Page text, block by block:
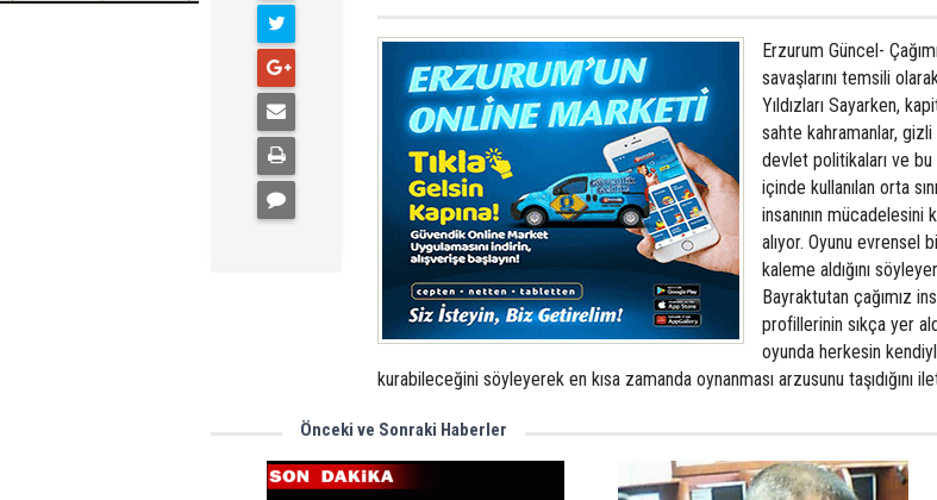
Erzurum Güncel-
savaşlarını temsili
Yıldızları Sayarken,
sahte kahramanlar,
devlet politikaları ve bu
içinde kullanılan orta
insanının mücadelesini
alıyor. Oyunu evrensel
kaleme aldığını
Bayraktutan çağımız
profillerinin sıkça yer
oyunda herkesin
kurabileceğini söyleyerek en kısa zamanda oynanması arzusunu taşıdığını
Önceki ve Sonraki Haberler